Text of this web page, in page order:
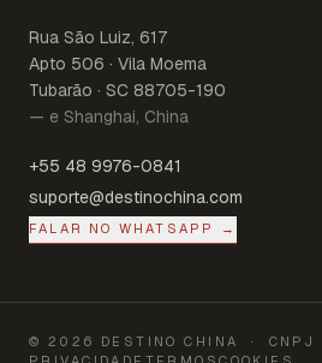
Rua São Luiz, 617
Apto 506 · Vila Moema
Tubarão · SC 88705-190
— e Shanghai, China
+55 48 9976-0841
suporte@destinochina.com
FALAR NO WHATSAPP →
© 2026 DESTINO CHINA · CNPJ